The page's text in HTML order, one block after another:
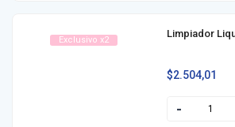
Exclusivo x2
$2.504,01